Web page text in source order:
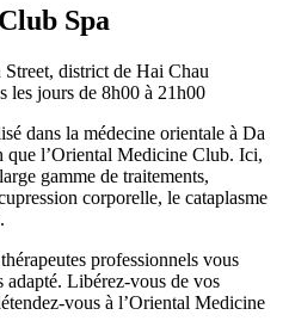
Spa
district de Hai Chau
les jours de 8h00 à 21h00
dans la médecine orientale à Da
que l’Oriental Medicine Club. Ici,
gamme de traitements,
corporelle, le cataplasme
professionnels vous
adapté. Libérez-vous de vos
vous à l’Oriental Medicine